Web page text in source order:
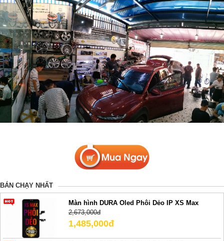
BÁN CHẠY NHẤT
Màn hình DURA Oled Phôi Dẻo IP XS Max
2,673,000đ
1,485,000đ